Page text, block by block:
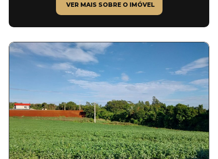
VER MAIS SOBRE O IMÓVEL